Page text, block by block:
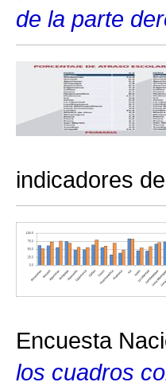
de la parte
indicadores
Encuesta
los cuadros